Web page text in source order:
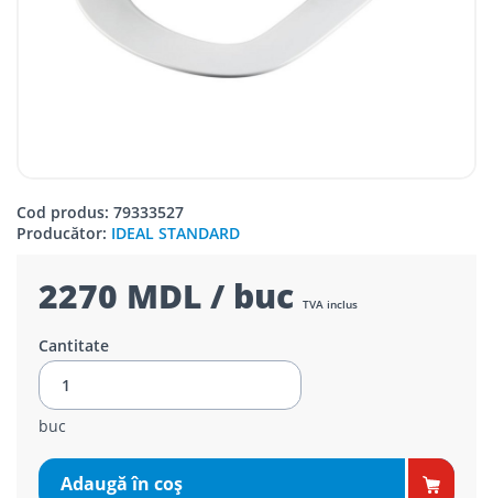
Cod produs: 79333527
Producător: IDEAL STANDARD
2270 MDL / buc TVA inclus
Cantitate
buc
Adaugă în coş